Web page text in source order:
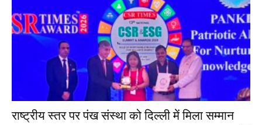
राष्ट्रीय स्तर पर पंख संस्था को दिल्ली में मिला सम्मान